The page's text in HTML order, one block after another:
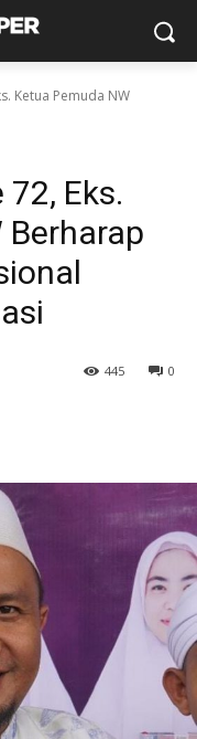
Ketua Pemuda NW
Eks.
Berharap
0
445